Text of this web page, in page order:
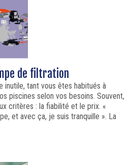
de filtration
inutile, tant vous êtes habitués à
piscines selon vos besoins. Souvent,
critères : la fiabilité et le prix. «
et avec ça, je suis tranquille ». La